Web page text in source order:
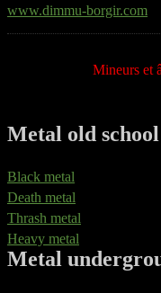
www.dimmu-borgir.com
Mineurs et
Metal old school
Black metal
Death metal
Thrash metal
Heavy metal
Metal